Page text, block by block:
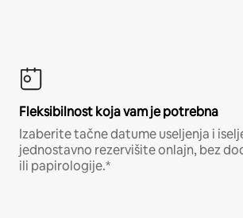
Fleksibilnost koja vam je potrebna
Izaberite tačne datume useljenja i
jednostavno rezervišite onlajn, bez
ili papirologije.*